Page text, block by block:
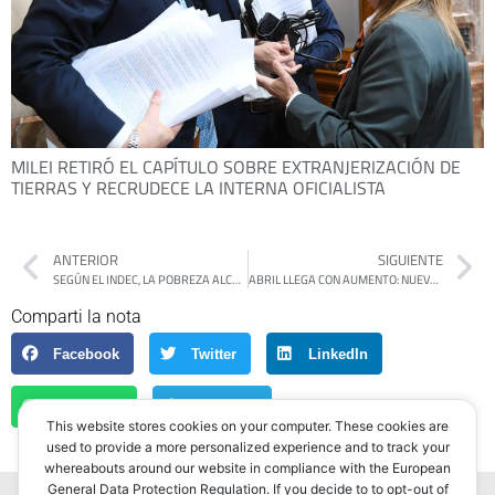
MILEI RETIRÓ EL CAPÍTULO SOBRE EXTRANJERIZACIÓN DE
TIERRAS Y RECRUDECE LA INTERNA OFICIALISTA
ANTERIOR
SEGÚN EL INDEC, LA POBREZA ALCANZÓ EL 38,1%
SIGUIENTE
ABRIL LLEGA CON AUMENTO: NUEVAS TARIFAS DE NAFTA, TRANSPORTE, SALUD Y EDUCACIÓN
Comparti la nota
Facebook Twitter LinkedIn
This website stores cookies on your computer. These cookies are
used to provide a more personalized experience and to track your
whereabouts around our website in compliance with the European
General Data Protection Regulation. If you decide to to opt-out of